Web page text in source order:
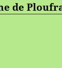
de